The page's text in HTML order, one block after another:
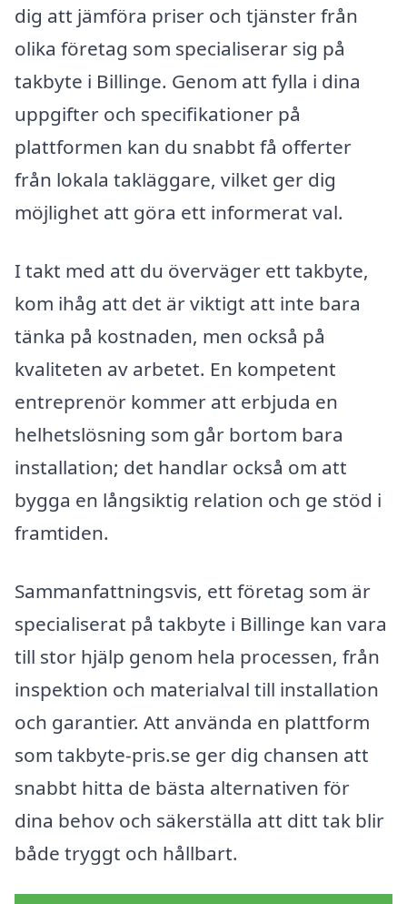
dig att jämföra priser och tjänster från
olika företag som specialiserar sig på
takbyte i Billinge. Genom att fylla i dina
uppgifter och specifikationer på
plattformen kan du snabbt få offerter
från lokala takläggare, vilket ger dig
möjlighet att göra ett informerat val.
I takt med att du överväger ett takbyte,
kom ihåg att det är viktigt att inte bara
tänka på kostnaden, men också på
kvaliteten av arbetet. En kompetent
entreprenör kommer att erbjuda en
helhetslösning som går bortom bara
installation; det handlar också om att
bygga en långsiktig relation och ge stöd i
framtiden.
Sammanfattningsvis, ett företag som är
specialiserat på takbyte i Billinge kan vara
till stor hjälp genom hela processen, från
inspektion och materialval till installation
och garantier. Att använda en plattform
som takbyte-pris.se ger dig chansen att
snabbt hitta de bästa alternativen för
dina behov och säkerställa att ditt tak blir
både tryggt och hållbart.